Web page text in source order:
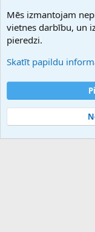
Hostmaria
Atbalsts
Palīdzība
Noteikumi un nosacījumi
Privātuma politika
Community platform by
Mēs izmantojam
vietnes darbību, un
pieredzi.
Skatīt papildu